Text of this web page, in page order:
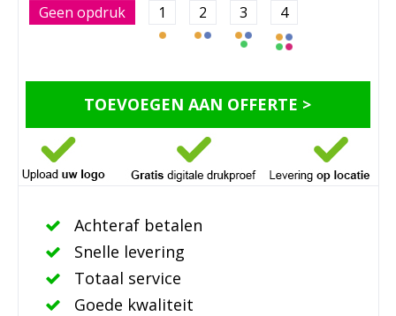
Geen opdruk 1 2 3 4
TOEVOEGEN AAN OFFERTE >
Achteraf betalen
Snelle levering
Totaal service
Goede kwaliteit